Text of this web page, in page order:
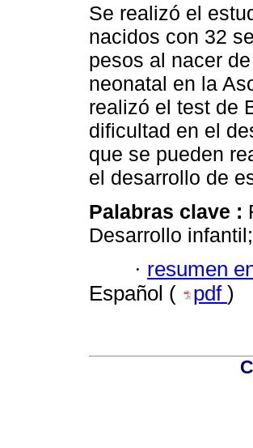
Se realizó el
nacidos con 32
pesos al nacer
neonatal en la
realizó el test de
dificultad en el
que se pueden
el desarrollo de
Palabras clave :
Desarrollo
· resumen
Español (
pdf )